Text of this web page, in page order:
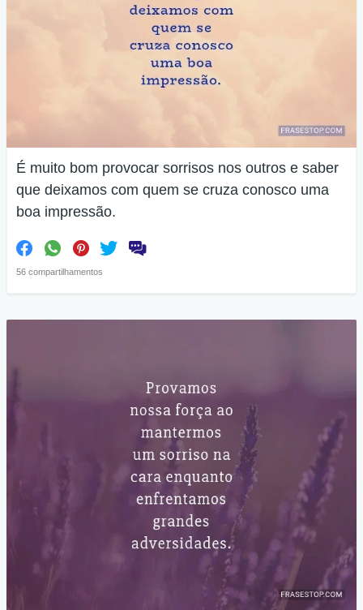
É muito bom provocar sorrisos nos outros e saber
que deixamos com quem se cruza conosco uma
boa impressão.
56 compartilhamentos